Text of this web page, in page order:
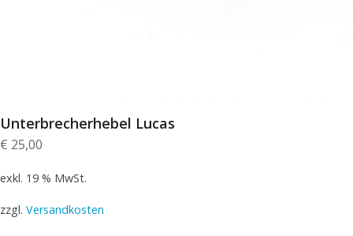
Unterbrecherhebel Lucas
€ 25,00
exkl. 19 % MwSt.
zzgl. Versandkosten